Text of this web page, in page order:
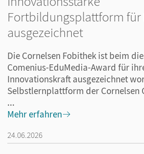
Fortbildungsplattform für
ausgezeichnet
Die Cornelsen Fobithek ist beim
Comenius-EduMedia-Award für
Innovationskraft ausgezeichnet
Selbstlernplattform der Cornelsen
...
Mehr erfahren
24.06.2026